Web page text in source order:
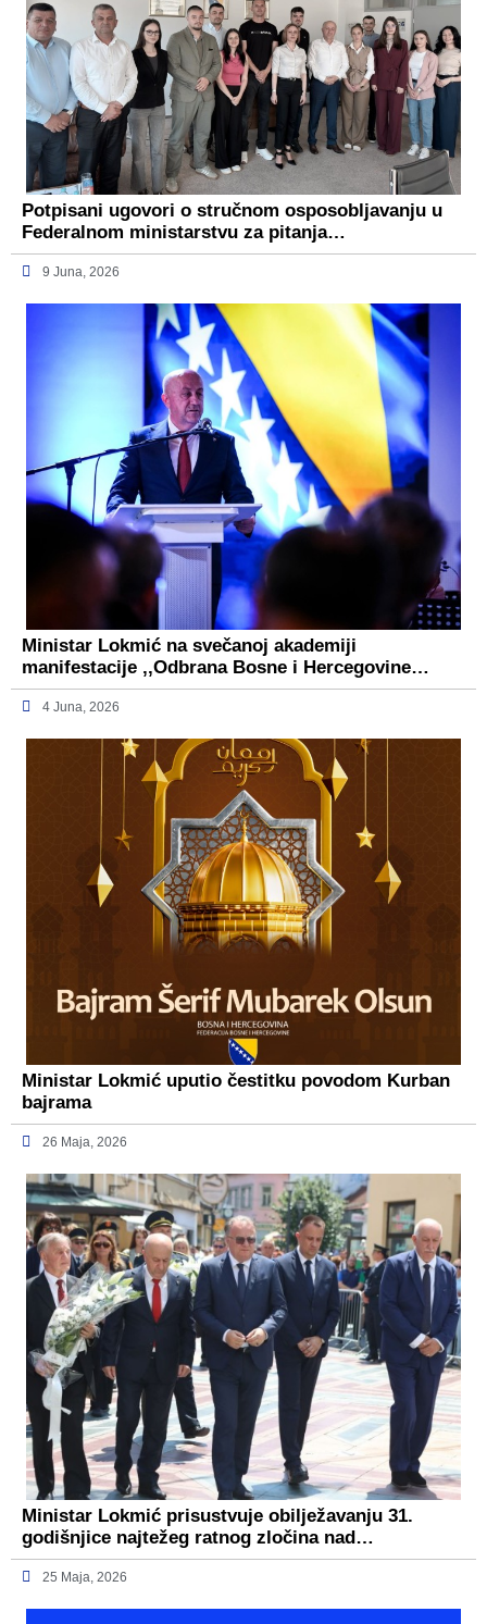
Potpisani ugovori o stručnom osposobljavanju u
Federalnom ministarstvu za pitanja…
9 Juna, 2026
Ministar Lokmić na svečanoj akademiji
manifestacije ,,Odbrana Bosne i Hercegovine…
4 Juna, 2026
Ministar Lokmić uputio čestitku povodom Kurban
bajrama
26 Maja, 2026
Ministar Lokmić prisustvuje obilježavanju 31.
godišnjice najtežeg ratnog zločina nad…
25 Maja, 2026